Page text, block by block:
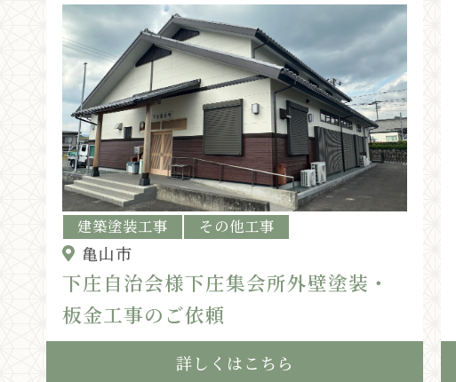
建築塗装工事 その他工事
亀山市
下庄自治会様下庄集会所外壁塗装・
板金工事のご依頼
詳しくはこちら